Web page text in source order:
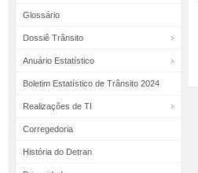
Glossário
Dossiê Trânsito
Anuário Estatístico
Boletim Estatístico de Trânsito 2024
Realizações de TI
Corregedoria
História do Detran